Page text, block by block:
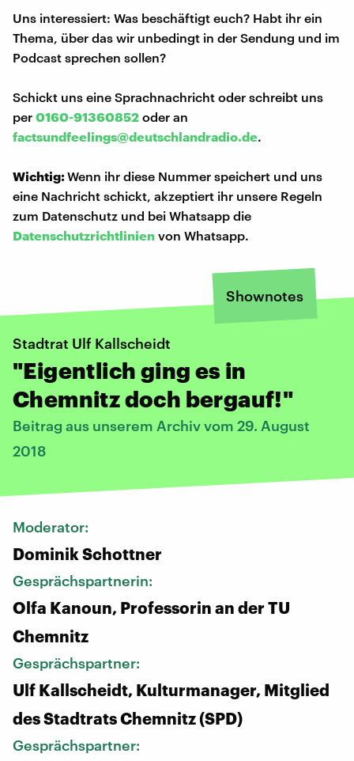
Uns interessiert: Was beschäftigt euch? Habt ihr ein
Thema, über das wir unbedingt in der Sendung und im
Podcast sprechen sollen?
Schickt uns eine Sprachnachricht oder schreibt uns
per 0160-91360852 oder an
factsundfeelings@deutschlandradio.de.
Wichtig:Wenn ihr diese Nummer speichert und uns
eine Nachricht schickt, akzeptiert ihr unsere Regeln
zum Datenschutz und bei Whatsapp die
Datenschutzrichtlinien von Whatsapp.
Shownotes
Stadtrat Ulf Kallscheidt
"Eigentlich ging es in
Chemnitz doch bergauf!"
Beitrag aus unserem Archiv vom 29. August
2018
Moderator:
Dominik Schottner
Gesprächspartnerin:
Olfa Kanoun, Professorin an der TU
Chemnitz
Gesprächspartner:
Ulf Kallscheidt, Kulturmanager, Mitglied
des Stadtrats Chemnitz (SPD)
Gesprächspartner: